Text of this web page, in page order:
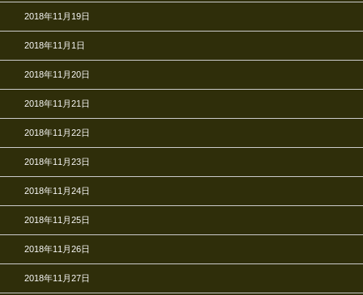
2018年11月19日
2018年11月1日
2018年11月20日
2018年11月21日
2018年11月22日
2018年11月23日
2018年11月24日
2018年11月25日
2018年11月26日
2018年11月27日